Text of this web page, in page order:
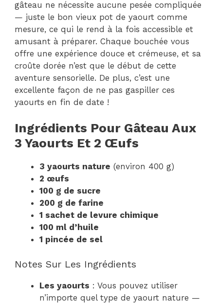
gâteau ne nécessite aucune pesée compliquée
— juste le bon vieux pot de yaourt comme
mesure, ce qui le rend à la fois accessible et
amusant à préparer. Chaque bouchée vous
offre une expérience douce et crémeuse, et sa
croûte dorée n’est que le début de cette
aventure sensorielle. De plus, c’est une
excellente façon de ne pas gaspiller ces
yaourts en fin de date !
Ingrédients Pour Gâteau Aux
3 Yaourts Et 2 Œufs
3 yaourts nature (environ 400 g)
2 œufs
100 g de sucre
200 g de farine
1 sachet de levure chimique
100 ml d’huile
1 pincée de sel
Notes Sur Les Ingrédients
Les yaourts : Vous pouvez utiliser
n’importe quel type de yaourt nature —